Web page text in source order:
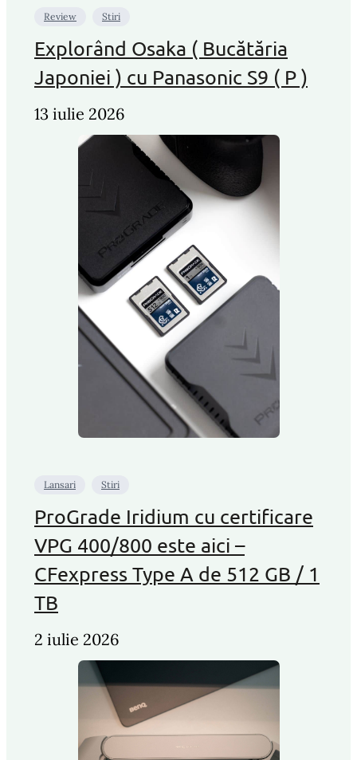
Review Stiri
Explorând Osaka ( Bucătăria
Japoniei ) cu Panasonic S9 ( P )
13 iulie 2026
Lansari Stiri
ProGrade Iridium cu certificare
VPG 400/800 este aici –
CFexpress Type A de 512 GB / 1
TB
2 iulie 2026